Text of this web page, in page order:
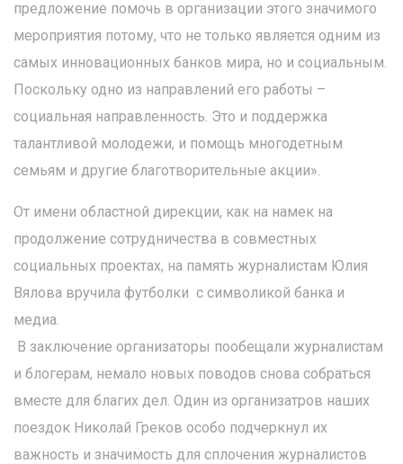
предложение помочь в организации этого значимого
мероприятия потому, что не только является одним из
самых инновационных банков мира, но и социальным.
Поскольку одно из направлений его работы –
социальная направленность. Это и поддержка
талантливой молодежи, и помощь многодетным
семьям и другие благотворительные акции».
От имени областной дирекции, как на намек на
продолжение сотрудничества в совместных
социальных проектах, на память журналистам Юлия
Вялова вручила футболки с символикой банка и
медиа.
В заключение организаторы пообещали журналистам
и блогерам, немало новых поводов снова собраться
вместе для благих дел. Один из организатров наших
поездок Николай Греков особо подчеркнул их
важность и значимость для сплочения журналистов